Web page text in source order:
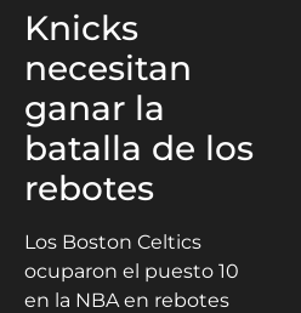
Knicks
necesitan
ganar la
batalla de los
rebotes
Los Boston Celtics
ocuparon el puesto 10
en la NBA en rebotes